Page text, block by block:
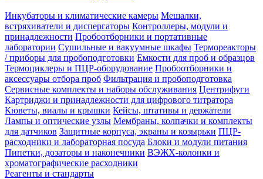
Инкубаторы и климатические камеры Мешалки,
встряхиватели и диспергаторы Контроллеры, модули и
принадлежности Пробоотборники и портативные
лаборатории Сушильные и вакуумные шкафы Термореакторы
/ приборы для пробоподготовки Емкости для проб и образцов
Термоциклеры и ПЦР-оборудование Пробоотборники и
аксессуары отбора проб Фильтрация и пробоподготовка
Сервисные комплекты и наборы обслуживания Центрифуги
Картриджи и принадлежности для цифрового титратора
Кюветы, виалы и крышки Кейсы, штативы и держатели
Лампы и оптические узлы Мембраны, колпачки и комплекты
для датчиков Защитные корпуса, экраны и козырьки ПЦР-
расходники и лабораторная посуда Блоки и модули питания
Пипетки, дозаторы и наконечники ВЭЖХ-колонки и
хроматографические расходники
Реагенты и стандарты